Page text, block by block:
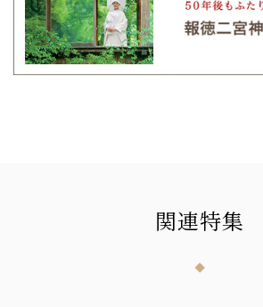
関連特集